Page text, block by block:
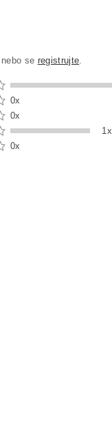
nebo se registrujte
0x
0x
1x
0x